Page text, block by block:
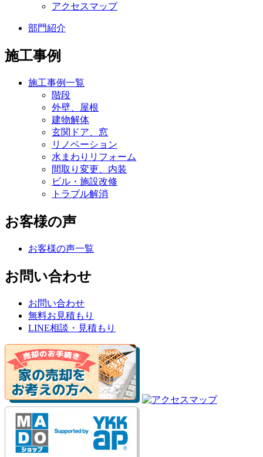
アクセスマップ
部門紹介
施工事例
施工事例一覧
階段
外壁、屋根
建物解体
玄関ドア、窓
リノベーション
水まわりリフォーム
間取り変更、内装
ビル・施設改修
トラブル解消
お客様の声
お客様の声一覧
お問い合わせ
お問い合わせ
無料お見積もり
LINE相談・見積もり